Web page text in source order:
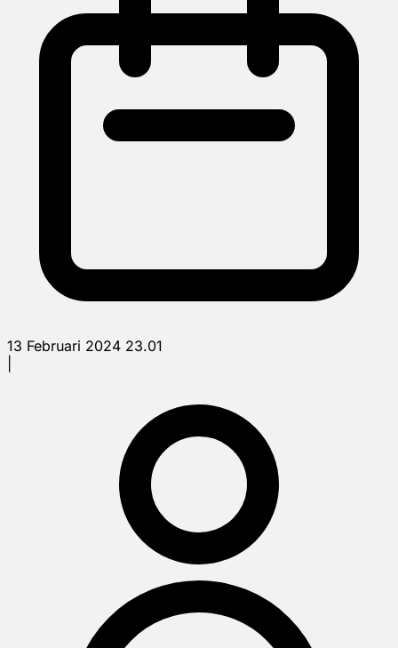
13 Februari 2024 23.01